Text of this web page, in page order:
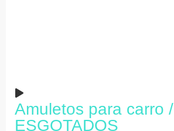
Amuletos para carro /
ESGOTADOS